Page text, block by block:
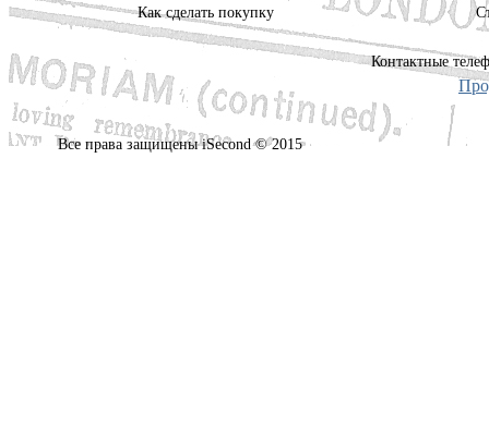
Как сделать покупку
Контактные
Все права защищены iSecond © 2015